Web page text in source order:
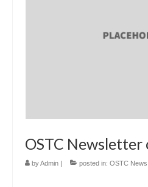
OSTC Newsletter
byAdmin posted in: OSTC News